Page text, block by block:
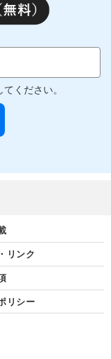
ください。
リンク
リシー